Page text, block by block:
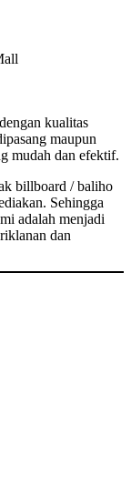
dengan kualitas
maupun
mudah dan efektif.
billboard / baliho
Sehingga
adalah menjadi
dan